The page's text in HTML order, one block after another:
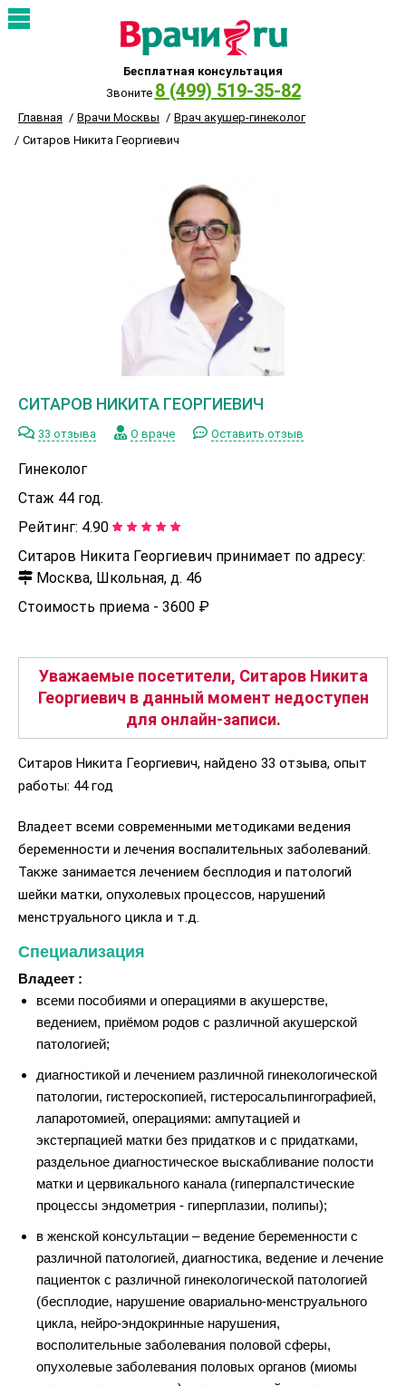
Бесплатная консультация
Звоните 8 (499) 519-35-82
Главная Врачи Москвы
Врач акушер-гинеколог
Ситаров Никита Георгиевич
СИТАРОВ НИКИТА ГЕОРГИЕВИЧ
33 отзыва О враче Оставить отзыв
Гинеколог
Стаж 44 год.
Рейтинг: 4.90
Ситаров Никита Георгиевич принимает по адресу:
Москва, Школьная, д. 46
Стоимость приема - 3600 ₽
Уважаемые посетители, Ситаров Никита
Георгиевич в данный момент недоступен
для онлайн-записи.
Ситаров Никита Георгиевич, найдено 33 отзыва, опыт
работы: 44 год
Владеет всеми современными методиками ведения
беременности и лечения воспалительных заболеваний.
Также занимается лечением бесплодия и патологий
шейки матки, опухолевых процессов, нарушений
менструального цикла и т.д.
Специализация
Владеет :
всеми пособиями и операциями в акушерстве,
ведением, приёмом родов с различной акушерской
патологией;
диагностикой и лечением различной гинекологической
патологии, гистероскопией, гистеросальпингографией,
лапаротомией, операциями: ампутацией и
экстерпацией матки без придатков и с придатками,
раздельное диагностическое выскабливание полости
матки и цервикального канала (гиперпалстические
процессы эндометрия - гиперплазии, полипы);
в женской консультации – ведение беременности с
различной патологией, диагностика, ведение и лечение
пациенток с различной гинекологической патологией
(бесплодие, нарушение овариально-менструального
цикла, нейро-эндокринные нарушения,
восполительные заболевания половой сферы,
опухолевые заболевания половых органов (миомы